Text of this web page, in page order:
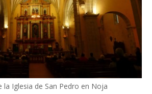
la Iglesia de San Pedro en Noja